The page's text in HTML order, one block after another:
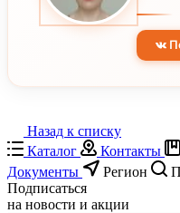
Назад к списку
Каталог
Контакты
Документы
Регион
Подписаться
на новости и акции